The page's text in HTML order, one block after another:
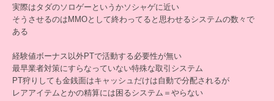
実際はタダのソロゲーというかソシャゲに近い
そうさせるのはMMOとして終わってると思わせるシステムの数々で
ある
経験値ボーナス以外PTで活動する必要性が無い
最早業者対策にすらなっていない特殊な取引システム
PT狩りしても金銭面はキャッシュだけは自動で分配されるが
レアアイテムとかの精算には困るシステム＝やらない